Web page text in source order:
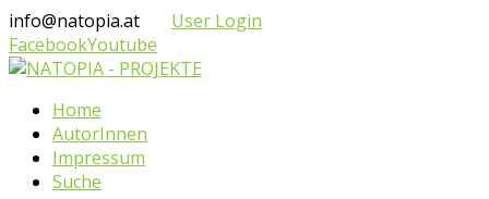
info@natopia.at
User Login
FacebookYoutube
Home
AutorInnen
Impressum
Suche